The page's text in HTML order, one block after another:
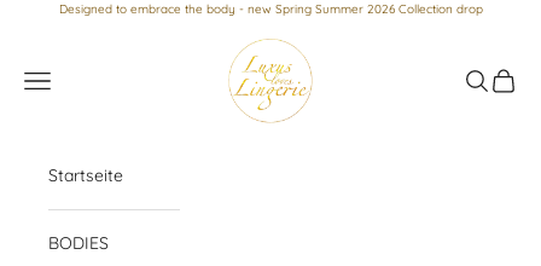
Zum Inhalt springen
Designed to embrace the body - new Spring Summer 2026 Collection drop
Luxus loves Lingerie
Menü
Suchen
Startseite
BODIES